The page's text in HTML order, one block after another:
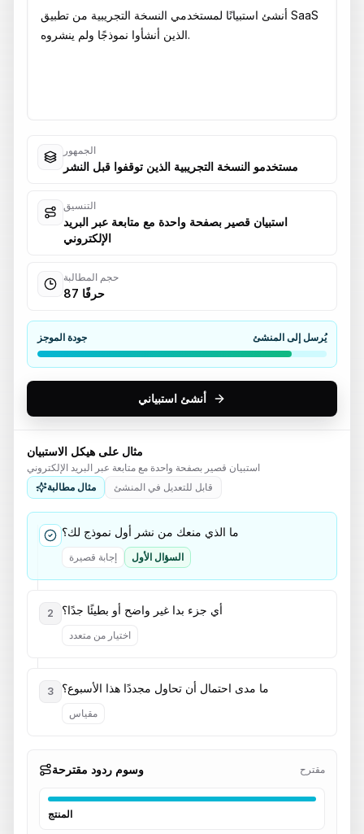
الجمهور
مستخدمو النسخة التجريبية الذين توقفوا قبل النشر
التنسيق
استبيان قصير بصفحة واحدة مع متابعة عبر البريد
الإلكتروني
حجم المطالبة
87 حرفًا
جودة الموجز يُرسل إلى المنشئ
أنشئ استبياني
مثال على هيكل الاستبيان
استبيان قصير بصفحة واحدة مع متابعة عبر البريد الإلكتروني
مثال مطالبة
قابل للتعديل في المنشئ
ما الذي منعك من نشر أول نموذج لك؟
إجابة قصيرة السؤال الأول
2 أي جزء بدا غير واضح أو بطيئًا جدًا؟
اختيار من متعدد
3 ما مدى احتمال أن تحاول مجددًا هذا الأسبوع؟
مقياس
وسوم ردود مقترحة مقترح
المنتج